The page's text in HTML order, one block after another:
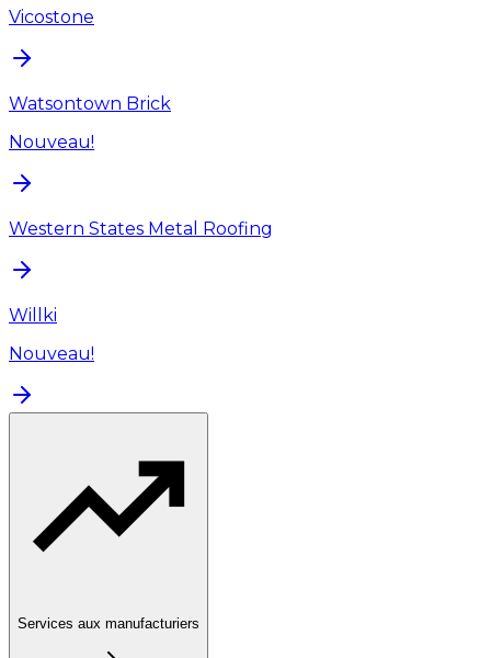
Vicostone
Watsontown Brick
Nouveau!
Western States Metal Roofing
Willki
Nouveau!
Services aux manufacturiers